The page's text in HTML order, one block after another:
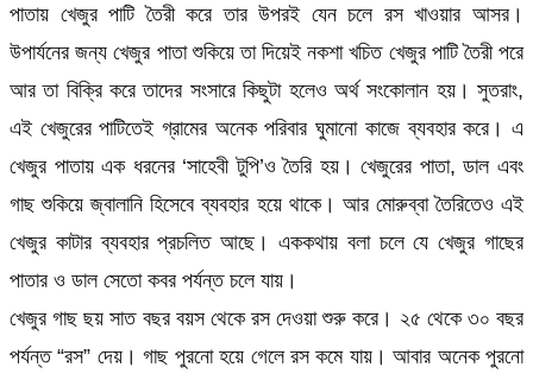
পাতায় খেজুর পাটি তৈরী করে তার উপরই যেন চলে রস খাওয়ার আসর।
উপার্যনের জন্য খেজুর পাতা শুকিয়ে তা দিয়েই নকশা খচিত খেজুর পাটি তৈরী পরে
আর তা বিক্রি করে তাদের সংসারে কিছুটা হলেও অর্থ সংকোলান হয়। সুতরাং,
এই খেজুরের পাটিতেই গ্রামের অনেক পরিবার ঘুমানো কাজে ব্যবহার করে। এ
খেজুর পাতায় এক ধরনের ‘সাহেবী টুপি’ও তৈরি হয়। খেজুরের পাতা, ডাল এবং
গাছ শুকিয়ে জ্বালানি হিসেবে ব্যবহার হয়ে থাকে। আর মোরুব্বা তৈরিতেও এই
খেজুর কাটার ব্যবহার প্রচলিত আছে। এককথায় বলা চলে যে খেজুর গাছের
পাতার ও ডাল সেতো কবর পর্যন্ত চলে যায়।
খেজুর গাছ ছয় সাত বছর বয়স থেকে রস দেওয়া শুরু করে। ২৫ থেকে ৩০ বছর
পর্যন্ত “রস” দেয়। গাছ পুরনো হয়ে গেলে রস কমে যায়। আবার অনেক পুরনো